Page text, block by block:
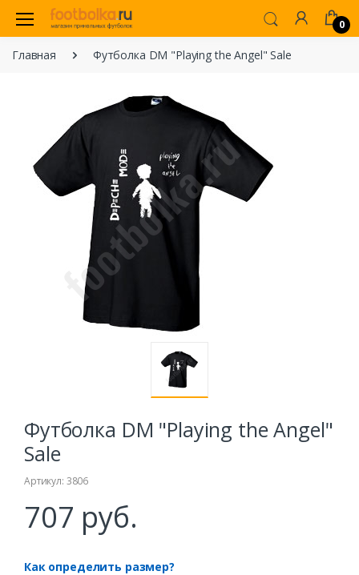
0
Главная Футболка DM "Playing the Angel" Sale
Футболка DM "Playing the Angel"
Sale
Артикул: 3806
707 руб.
Как определить размер?